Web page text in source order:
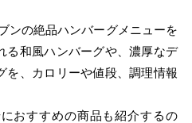
ンの絶品ハンバーグメニューを
る和風ハンバーグや、濃厚なデ
を、カロリーや値段、調理情報
おすすめの商品も紹介するの